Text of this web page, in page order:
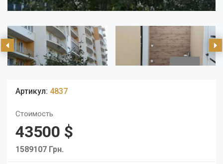
Артикул: 4837
Стоимость
43500 $
1589107 Грн.